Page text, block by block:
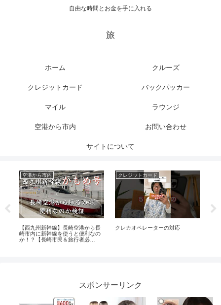
自由な時間とお金を手に入れる
旅
ホーム クルーズ
クレジットカード バックパッカー
マイル ラウンジ
空港から市内 お問い合わせ
サイトについて
空港から市内
【西九州新幹線】長崎空港から長
崎市内に新幹線を使うと便利なの
か！？【長崎市民＆旅行者必
クレジットカード
クレカオペレーターの対応
スポンサーリンク